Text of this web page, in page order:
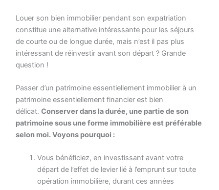
Louer son bien immobilier pendant son expatriation
constitue une alternative intéressante pour les séjours
de courte ou de longue durée, mais n’est il pas plus
intéressant de réinvestir avant son départ ? Grande
question !
Passer d’un patrimoine essentiellement immobilier à un
patrimoine essentiellement financier est bien
délicat.Conserver dans la durée, une partie de son
patrimoine sous une forme immobilière est préférable
selon moi. Voyons pourquoi :
Vous bénéficiez, en investissant avant votre
départ de l’effet de levier lié à l’emprunt sur toute
opération immobilière, durant ces années